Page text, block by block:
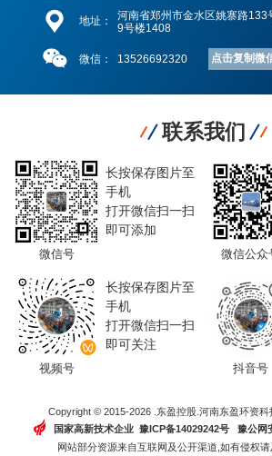
地址：
河南省郑州市金水区姚寨路133
9号楼1408
微信： 13526692320 点击复制微
联系我们
微信号
长按保存图片至
手机
打开微信扫一扫
即可添加
微信公众
视频号
长按保存图片至
手机
打开微信扫一扫
即可关注
抖音号
Copyright © 2015-2026 .东盈控股.河南东盈环资
国家高新技术企业 豫ICP备14029242号豫公网
网站部分资源来自互联网及公开渠道,如有侵权